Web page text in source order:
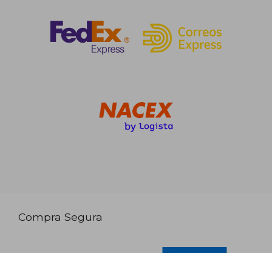
Compra Segura